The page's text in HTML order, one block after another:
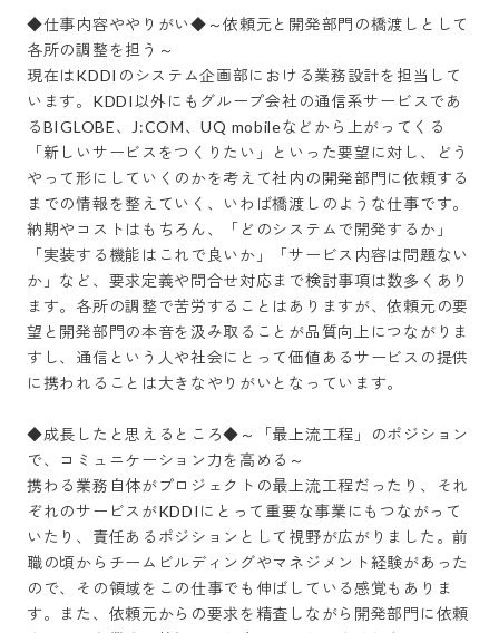
◆仕事内容ややりがい◆～依頼元と開発部門の橋渡しとして
各所の調整を担う～
現在はKDDIのシステム企画部における業務設計を担当して
います。KDDI以外にもグループ会社の通信系サービスであ
るBIGLOBE、J:COM、UQ mobileなどから上がってくる
「新しいサービスをつくりたい」といった要望に対し、どう
やって形にしていくのかを考えて社内の開発部門に依頼する
までの情報を整えていく、いわば橋渡しのような仕事です。
納期やコストはもちろん、「どのシステムで開発するか」
「実装する機能はこれで良いか」「サービス内容は問題ない
か」など、要求定義や問合せ対応まで検討事項は数多くあり
ます。各所の調整で苦労することはありますが、依頼元の要
望と開発部門の本音を汲み取ることが品質向上につながりま
すし、通信という人や社会にとって価値あるサービスの提供
に携われることは大きなやりがいとなっています。
◆成長したと思えるところ◆～「最上流工程」のポジション
で、コミュニケーション力を高める～
携わる業務自体がプロジェクトの最上流工程だったり、それ
ぞれのサービスがKDDIにとって重要な事業にもつながって
いたり、責任あるポジションとして視野が広がりました。前
職の頃からチームビルディングやマネジメント経験があった
ので、その領域をこの仕事でも伸ばしている感覚もありま
す。また、依頼元からの要求を精査しながら開発部門に依頼